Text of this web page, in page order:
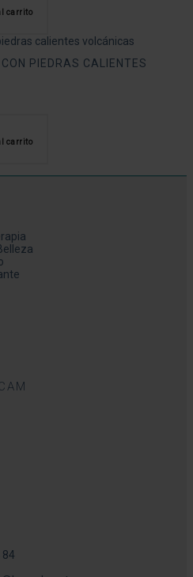
carrito
PIEDRAS CALIENTES
carrito
84